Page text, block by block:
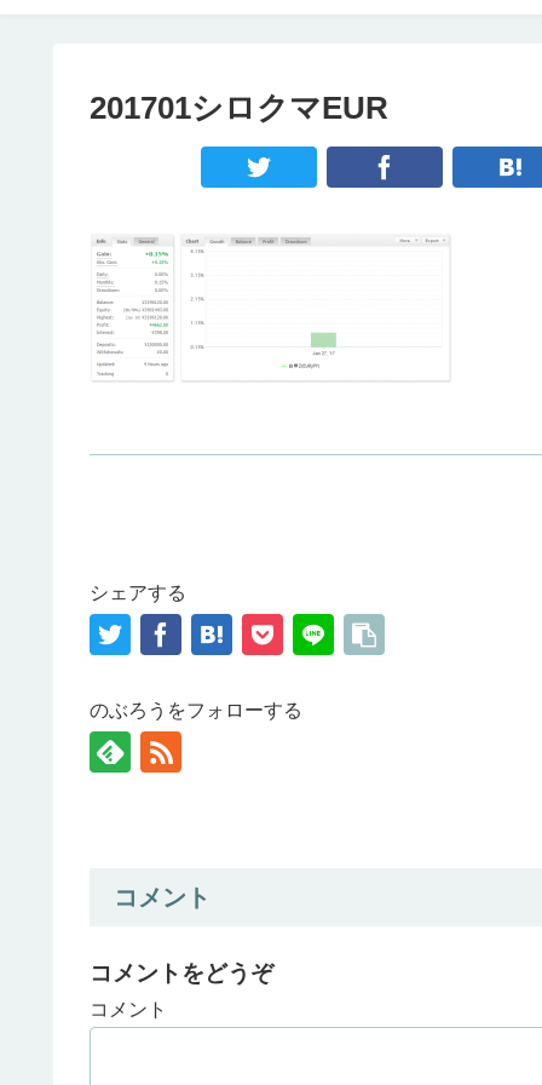
201701シロクマEUR
シェアする
のぶろうをフォローする
コメント
コメントをどうぞ
コメント